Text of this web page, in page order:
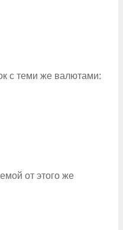
с теми же валютами:
от этого же